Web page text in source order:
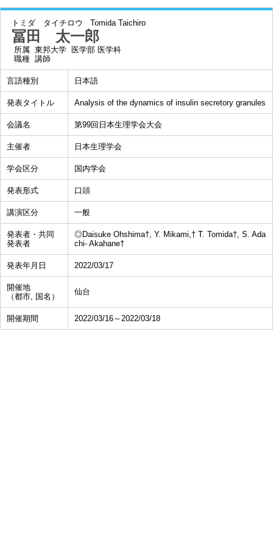
トミダ タイチロウ Tomida Taichiro
冨田 太一郎
所属 東邦大学 医学部 医学科
職種 講師
言語種別 日本語
発表タイトル Analysis of the dynamics of insulin secretory granules
会議名 第99回日本生理学会大会
主催者 日本生理学会
学会区分 国内学会
発表形式 口頭
講演区分 一般
発表者・共同
発表者
◎Daisuke Ohshima†, Y. Mikami,† T. Tomida†, S. Ada
chi- Akahane†
発表年月日 2022/03/17
開催地
（都市, 国名）
仙台
開催期間 2022/03/16～2022/03/18